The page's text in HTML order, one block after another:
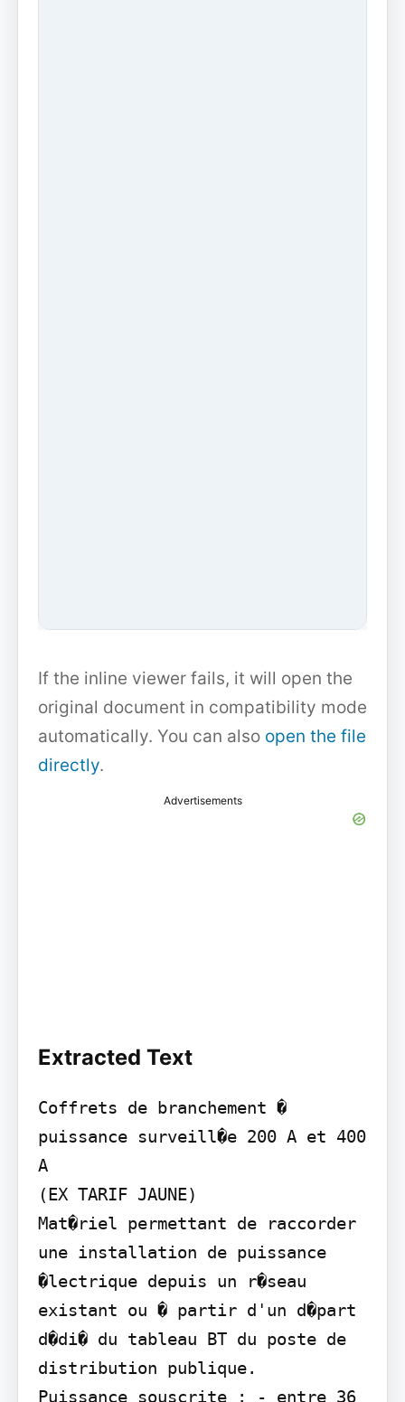
If the inline viewer fails, it will open the
original document in compatibility mode
automatically. You can also open the file
directly.
Advertisements
Extracted Text
Coffrets de branchement �
puissance surveill�e 200 A et 400
A
(EX TARIF JAUNE)
Mat�riel permettant de raccorder
une installation de puissance
�lectrique depuis un r�seau
existant ou � partir d'un d�part
d�di� du tableau BT du poste de
distribution publique.
Puissance souscrite : - entre 36